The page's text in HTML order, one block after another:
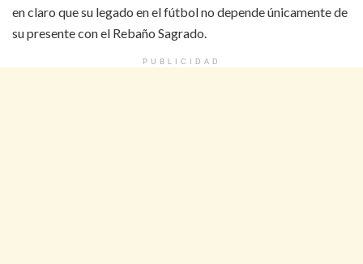
en claro que su legado en el fútbol no depende únicamente de
su presente con el Rebaño Sagrado.
PUBLICIDAD